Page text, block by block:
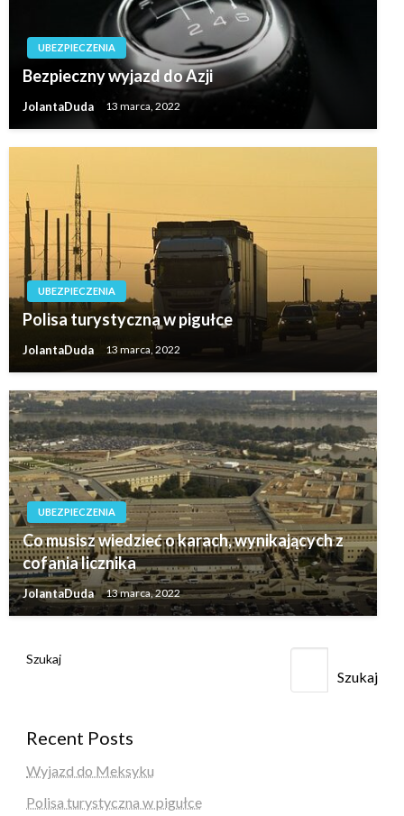
UBEZPIECZENIA
Bezpieczny wyjazd do Azji
JolantaDuda 13 marca, 2022
UBEZPIECZENIA
Polisa turystyczna w pigułce
JolantaDuda 13 marca, 2022
UBEZPIECZENIA
Co musisz wiedzieć o karach, wynikających z
cofania licznika
JolantaDuda 13 marca, 2022
Szukaj
Szukaj
Recent Posts
Wyjazd do Meksyku
Polisa turystyczna w pigułce